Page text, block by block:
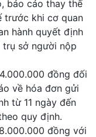
báo cáo thay thế
trước khi cơ quan
hành quyết định
sở người nộp
đồng đối
về hóa đơn gửi
từ 11 ngày đến
quy định.
đồng với